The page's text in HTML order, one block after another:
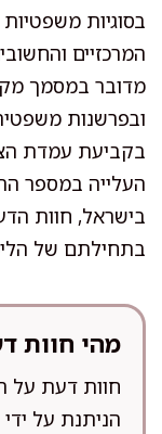
בסוגיות
המרכזיים
מדובר במסמך
ובפרשנות
בקביעת עמדת
העלייה במספר
בישראל, חוות
בתחילתם של
מהי חוות
חוות דעת על
הניתנת על